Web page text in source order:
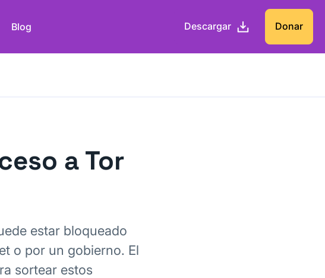
Blog Descargar Donar
a Tor
estar bloqueado
o por un gobierno. El
sortear estos